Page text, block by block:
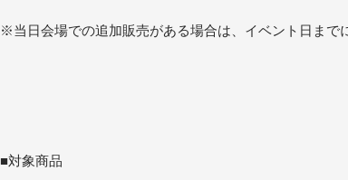
※当日会場での追加販売がある場合は、イベント日まで
■対象商品